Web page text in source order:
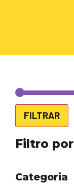
FILTRAR
Filtro
Categoria